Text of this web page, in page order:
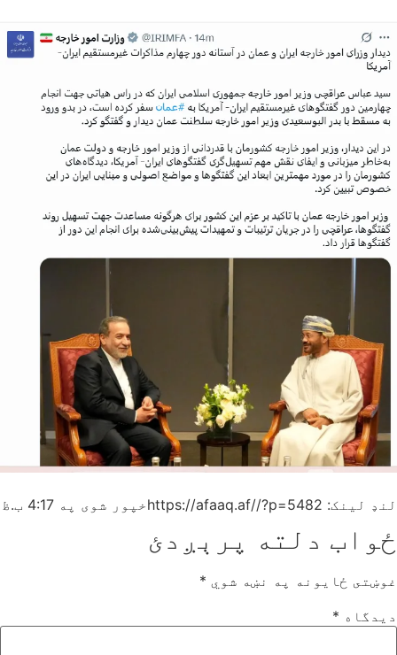
لنډ لینک: https://afaaq.af//?p=5482 خپور شوی په 4:17 ب.ظ
ځواب دلته پرېږدئ
غوښتى ځایونه په نښه شوي *
دیدگاه *